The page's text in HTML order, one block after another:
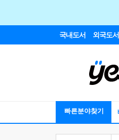
국내도서 외국도서
빠른분야찾기